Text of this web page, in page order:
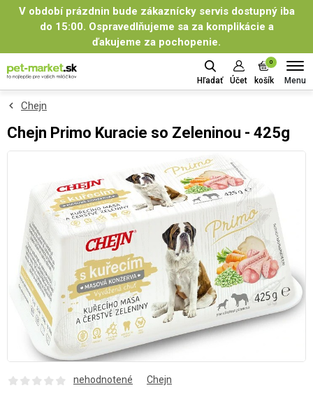
V období prázdnin bude zákaznícky servis dostupný iba
do 15:00. Ospravedlňujeme sa za komplikácie a
ďakujeme za pochopenie.
Hľadať Účet
0
košík Menu
Chejn
Chejn Primo Kuracie so Zeleninou - 425g
nehodnotené Chejn